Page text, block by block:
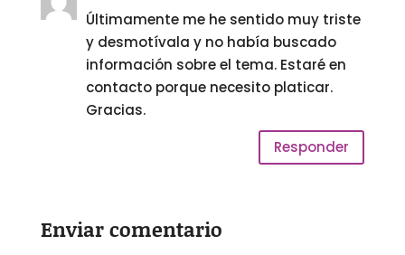
Últimamente me he sentido muy triste
y desmotívala y no había buscado
información sobre el tema. Estaré en
contacto porque necesito platicar.
Gracias.
Responder
Enviar comentario